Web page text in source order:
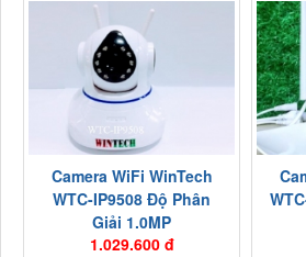
Camera WiFi WinTech
WTC-IP9508 Độ Phân
Giải 1.0MP
1.029.600 đ